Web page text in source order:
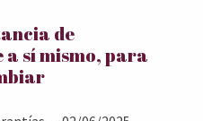
de
a sí mismo, para